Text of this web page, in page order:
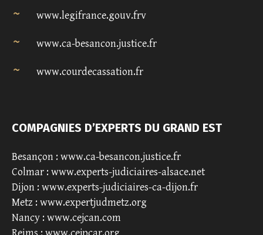
www.legifrance.gouv.frv
www.ca-besancon.justice.fr
www.courdecassation.fr
COMPAGNIES D’EXPERTS DU GRAND EST
Besançon : www.ca-besancon.justice.fr
Colmar : www.experts-judiciaires-alsace.net
Dijon : www.experts-judiciaires-ca-dijon.fr
Metz : www.expertjudmetz.org
Nancy : www.cejcan.com